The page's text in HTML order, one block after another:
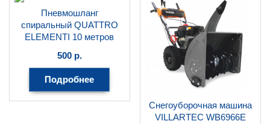
Пневмошланг
спиральный QUATTRO
ELEMENTI 10 метров
QUATTRO ELEMENTI
500р.
Подробнее
Снегоуборочная машина
VILLARTEC WB6966E